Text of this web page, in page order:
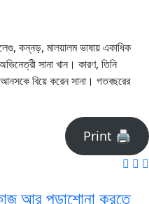
কন্নড়, মালয়ালম ভাষায় একাধিক
সানা খান। কারণ, তিনি
আনসকে বিয়ে করেন সানা। গতবছরের
Print 🖨
আর পড়াশোনা করতে